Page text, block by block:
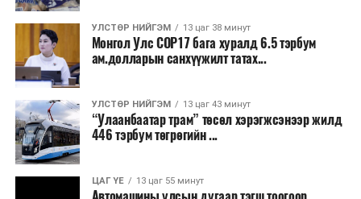
Түгжрэлээс үүдэлтэй эдийн засгийн алдагдлыг
тооцоход нэг автомашин өдөрт дунджаар 2.5 цаг
түгжрэлд саатахдаа 3.45 литр шатахууныг үр ашиггүй
зарцуулдаг байна. Ингэснээр нэг жолооч өдөрт
8,238.6 төгрөг, жилд 1.7 сая гаруй төгрөгийн
шатахууны зардлыг зөвхөн түгжрэлд алддаг аж.
“Улаанбаатар трам” төсөл хэрэгжиж, авто замын
ачаалал буурснаар трассын дагуух автомашинуудын
шатахууны хэмнэлт жилд 446 тэрбум төгрөгт хүрэх
УЛСТӨР НИЙГЭМ 13 цаг 38 минут
Монгол Улс COP17 бага хуралд 6.5 тэрбум
ам.долларын санхүүжилт татах...
УЛСТӨР НИЙГЭМ 13 цаг 43 минут
“Улаанбаатар трам” төсөл хэрэгжсэнээр жилд
446 тэрбум төгрөгийн ...
ЦАГ ҮЕ 13 цаг 55 минут